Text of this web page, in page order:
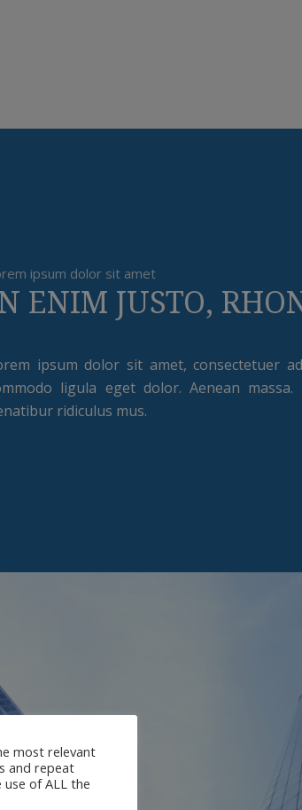
ipsum dolor sit amet
ENIM JUSTO,
ipsum dolor sit amet, consectetuer
ligula eget dolor. Aenean massa.
ridiculus mus.
most relevant
and repeat
use of ALL the